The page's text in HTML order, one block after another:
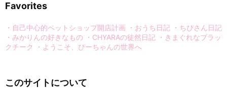
Favorites
・自己中心的ペットショップ開店計画 ・おうち日記 ・ちぴさん日記
・みかりんの好きなもの ・CHYARAの徒然日記 ・きまぐれなブラッ
クチーク
・ようこそ、ぴーちゃんの世界へ
このサイトについて